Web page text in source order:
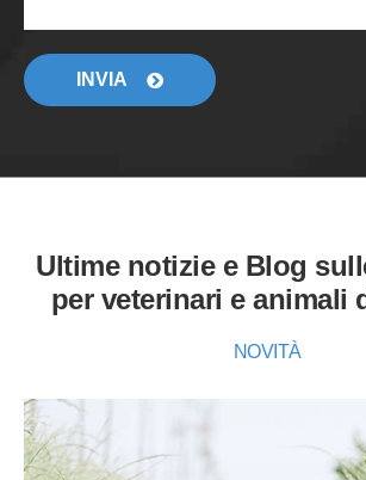
INVIA
Ultime notizie e Blog
per veterinari e animali
NOVITÀ